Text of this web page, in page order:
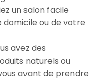
un salon facile
domicile ou de votre
avez des
naturels ou
avant de prendre